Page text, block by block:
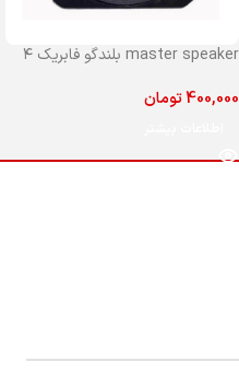
master speaker بلندگو فابریک ۴
400,000تومان